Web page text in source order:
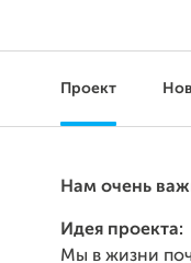
Проект
Нам очень
Идея проекта:
Мы в жизни